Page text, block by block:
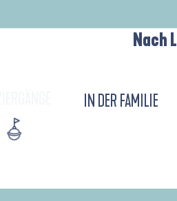
Nach
IN DER FAMILIE